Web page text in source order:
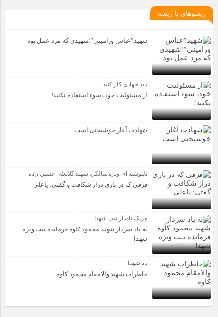
ريشوهاي با ريشه
شهید”عباس ورامینی”؛شهیدی که مرد عمل بود
باید جهادی کار کنید
از مسئولیت خود، سوء استفاده نکنید!
شهادت آغاز خوشبختی است
دلنوشته ای ویژه سالگرد شهید گلابعلی حسین زاده
فرقی که در بازی دراز شکافت و گفتی: یاعلی
چریک نامدار تیپ شهدا
به یاد سردار شهید محمود کاوه فرمانده تیپ ویژه
شهدا
یاد شهدا
خاطرات شهید والامقام محمود کاوه‌